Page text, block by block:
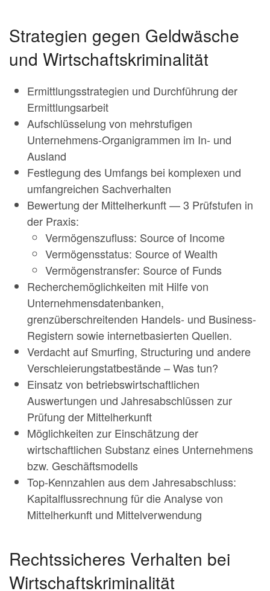
Strategien gegen Geldwäsche
und Wirtschaftskriminalität
Ermittlungsstrategien und Durchführung der
Ermittlungsarbeit
Aufschlüsselung von mehrstufigen
Unternehmens-Organigrammen im In- und
Ausland
Festlegung des Umfangs bei komplexen und
umfangreichen Sachverhalten
Bewertung der Mittelherkunft — 3 Prüfstufen in
der Praxis:
Vermögenszufluss: Source of Income
Vermögensstatus: Source of Wealth
Vermögenstransfer: Source of Funds
Recherchemöglichkeiten mit Hilfe von
Unternehmensdatenbanken,
grenzüberschreitenden Handels- und Business-
Registern sowie internetbasierten Quellen.
Verdacht auf Smurfing, Structuring und andere
Verschleierungstatbestände – Was tun?
Einsatz von betriebswirtschaftlichen
Auswertungen und Jahresabschlüssen zur
Prüfung der Mittelherkunft
Möglichkeiten zur Einschätzung der
wirtschaftlichen Substanz eines Unternehmens
bzw. Geschäftsmodells
Top-Kennzahlen aus dem Jahresabschluss:
Kapitalflussrechnung für die Analyse von
Mittelherkunft und Mittelverwendung
Rechtssicheres Verhalten bei
Wirtschaftskriminalität